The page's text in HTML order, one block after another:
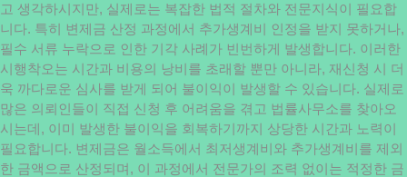
고 생각하시지만, 실제로는 복잡한 법적 절차와 전문지식이 필요합
니다. 특히 변제금 산정 과정에서 추가생계비 인정을 받지 못하거나,
필수 서류 누락으로 인한 기각 사례가 빈번하게 발생합니다. 이러한
시행착오는 시간과 비용의 낭비를 초래할 뿐만 아니라, 재신청 시 더
욱 까다로운 심사를 받게 되어 불이익이 발생할 수 있습니다. 실제로
많은 의뢰인들이 직접 신청 후 어려움을 겪고 법률사무소를 찾아오
시는데, 이미 발생한 불이익을 회복하기까지 상당한 시간과 노력이
필요합니다. 변제금은 월소득에서 최저생계비와 추가생계비를 제외
한 금액으로 산정되며, 이 과정에서 전문가의 조력 없이는 적정한 금